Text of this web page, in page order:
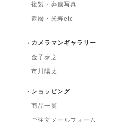
複製・葬儀写真
還暦・米寿etc
カメラマンギャラリー
金子泰之
市川陽太
ショッピング
商品一覧
ご注文メールフォーム